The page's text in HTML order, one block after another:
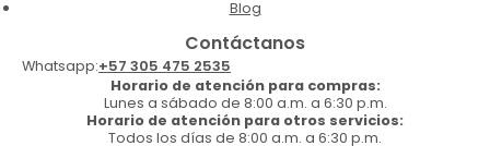
Blog
Contáctanos
Whatsapp:+57 305 475 2535
Horario de atención para compras:
Lunes a sábado de 8:00 a.m. a 6:30 p.m.
Horario de atención para otros servicios:
Todos los días de 8:00 a.m. a 6:30 p.m.